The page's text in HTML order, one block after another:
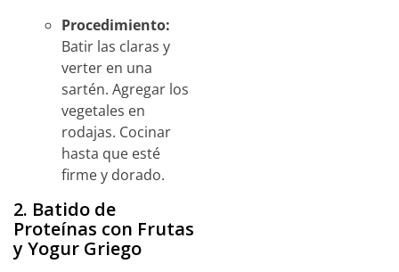
Procedimiento:
Batir las claras y
verter en una
sartén. Agregar los
vegetales en
rodajas. Cocinar
hasta que esté
firme y dorado.
2. Batido de
Proteínas con Frutas
y Yogur Griego